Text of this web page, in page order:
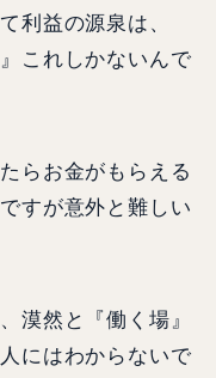
利益の源泉は、
これしかないんで
らお金がもらえる
すが意外と難しい
漠然と『働く場』
にはわからないで